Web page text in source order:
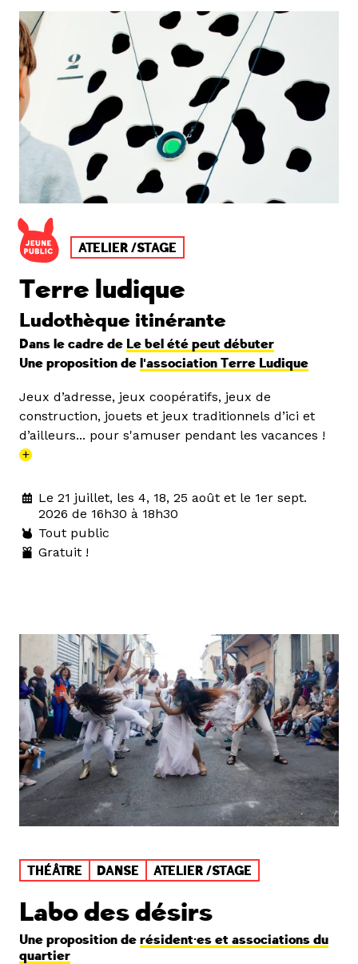
ATELIER /STAGE
Terre ludique
Ludothèque itinérante
Dans le cadre de Le bel été peut débuter
Une proposition de l'association Terre Ludique
Jeux d’adresse, jeux coopératifs, jeux de
construction, jouets et jeux traditionnels d’ici et
d’ailleurs... pour s'amuser pendant les vacances !
+
Le 21 juillet, les 4, 18, 25 août et le 1er sept.
2026 de 16h30 à 18h30
Tout public
Gratuit !
THÉÂTRE DANSE ATELIER /STAGE
Labo des désirs
Une proposition de résident·es et associations du
quartier